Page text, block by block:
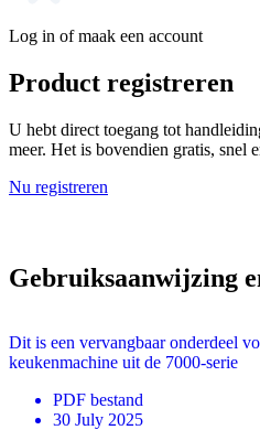
Log in of maak een account
Product registreren
U hebt direct toegang tot
meer. Het is bovendien gratis, snel
Nu registreren
Gebruiksaanwijzing
Dit is een vervangbaar onderdeel
keukenmachine uit de 7000-serie
PDF bestand
30 July 2025